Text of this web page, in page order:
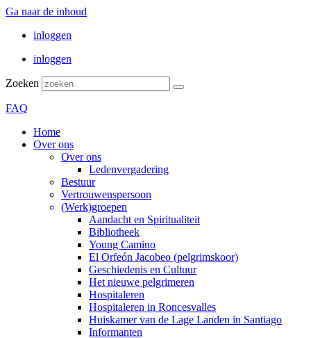
Ga naar de inhoud
inloggen
inloggen
Zoeken
FAQ
Home
Over ons
Over ons
Ledenvergadering
Bestuur
Vertrouwenspersoon
(Werk)groepen
Aandacht en Spiritualiteit
Bibliotheek
Young Camino
El Orfeón Jacobeo (pelgrimskoor)
Geschiedenis en Cultuur
Het nieuwe pelgrimeren
Hospitaleren
Hospitaleren in Roncesvalles
Huiskamer van de Lage Landen in Santiago
Informanten